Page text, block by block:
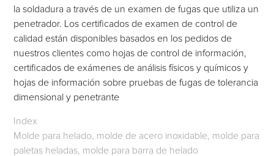
la soldadura a través de un examen de fugas que utiliza un
penetrador. Los certificados de examen de control de
calidad están disponibles basados en los pedidos de
nuestros clientes como hojas de control de información,
certificados de exámenes de análisis físicos y químicos y
hojas de información sobre pruebas de fugas de tolerancia
dimensional y penetrante
Index
Molde para helado, molde de acero inoxidable, molde para
paletas heladas, molde para barra de helado